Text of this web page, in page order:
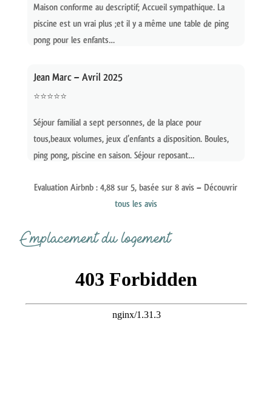
Maison conforme au descriptif; Accueil sympathique. La
piscine est un vrai plus ;et il y a même une table de ping
pong pour les enfants…
Jean Marc – Avril2025
⭐⭐⭐⭐⭐
Séjour familial a sept personnes, de la place pour
tous,beaux volumes, jeux d’enfants a disposition. Boules,
ping pong, piscine en saison. Séjour reposant…
EvaluationAirbnb : 4,88 sur 5, basée sur 8 avis – Découvrir
tous les avis
Emplacement du logement